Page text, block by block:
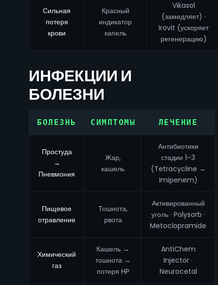
Сильная
потеря
крови
Красный
индикатор
капель
Vikasol
(замедляет) ·
Irovit (ускоряет
регенерацию)
ИНФЕКЦИИ И
БОЛЕЗНИ
БОЛЕЗНЬ СИМПТОМЫ ЛЕЧЕНИЕ
Простуда
→
Пневмония
Жар,
кашель
Антибиотики
стадии 1–3
(Tetracycline →
Imipenem)
Пищевое
отравление
Тошнота,
рвота
Активированный
уголь · Polysorb ·
Metoclopramide
Химический
газ
Кашель →
тошнота →
потеря HP
AntiChem
Injector ·
Neurocetal